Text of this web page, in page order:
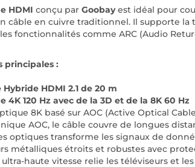
HDMI conçu par Goobayest idéal pour
câble en cuivre traditionnel. Il supporte la
fonctionnalités comme ARC (Audio
principales :
HDMI 2.1 de 20 m
4K 120 Hz avec de la 3D et de la 8K 60 Hz
8K basé sur AOC (Active Optical
AOC, le câble couvre de longues
optiques transforme les signaux de
métalliques étroits et robustes avec
ultra-haute vitesse relie les téléviseurs et